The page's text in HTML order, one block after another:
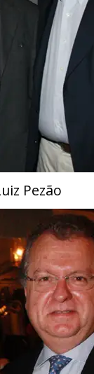
Pezão